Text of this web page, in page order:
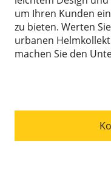
um Ihren Kunden
zu bieten. Werten
urbanen
machen Sie den